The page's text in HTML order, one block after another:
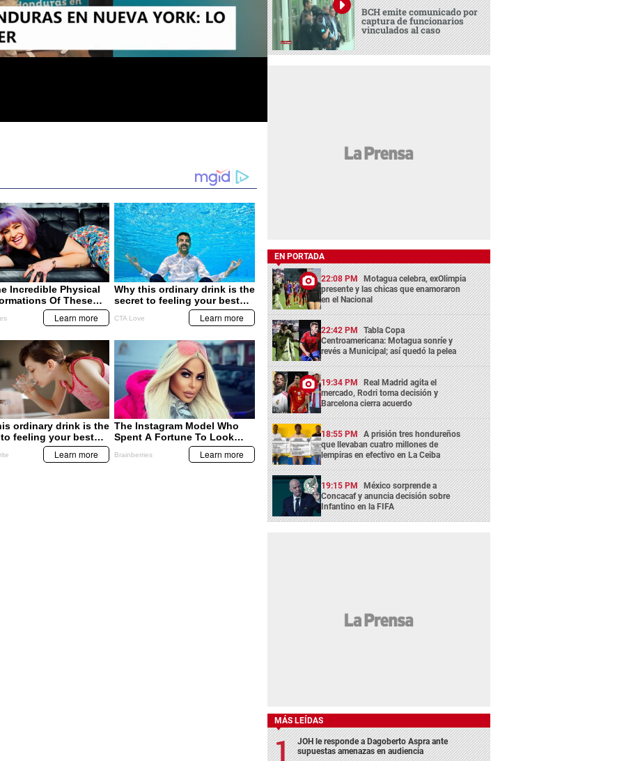
BCH emite comunicado por
captura de funcionarios
vinculados al caso
EN PORTADA
22:08 PM Motagua celebra, exOlimpia
presente y las chicas que enamoraron
en el Nacional
22:42 PM Tabla Copa
Centroamericana: Motagua sonríe y
revés a Municipal; así quedó la pelea
19:34 PM Real Madrid agita el
mercado, Rodri toma decisión y
Barcelona cierra acuerdo
18:55 PM A prisión tres hondureños
que llevaban cuatro millones de
lempiras en efectivo en La Ceiba
19:15 PM México sorprende a
Concacaf y anuncia decisión sobre
Infantino en la FIFA
MÁS LEÍDAS
JOH le responde a Dagoberto Aspra ante
supuestas amenazas en audiencia